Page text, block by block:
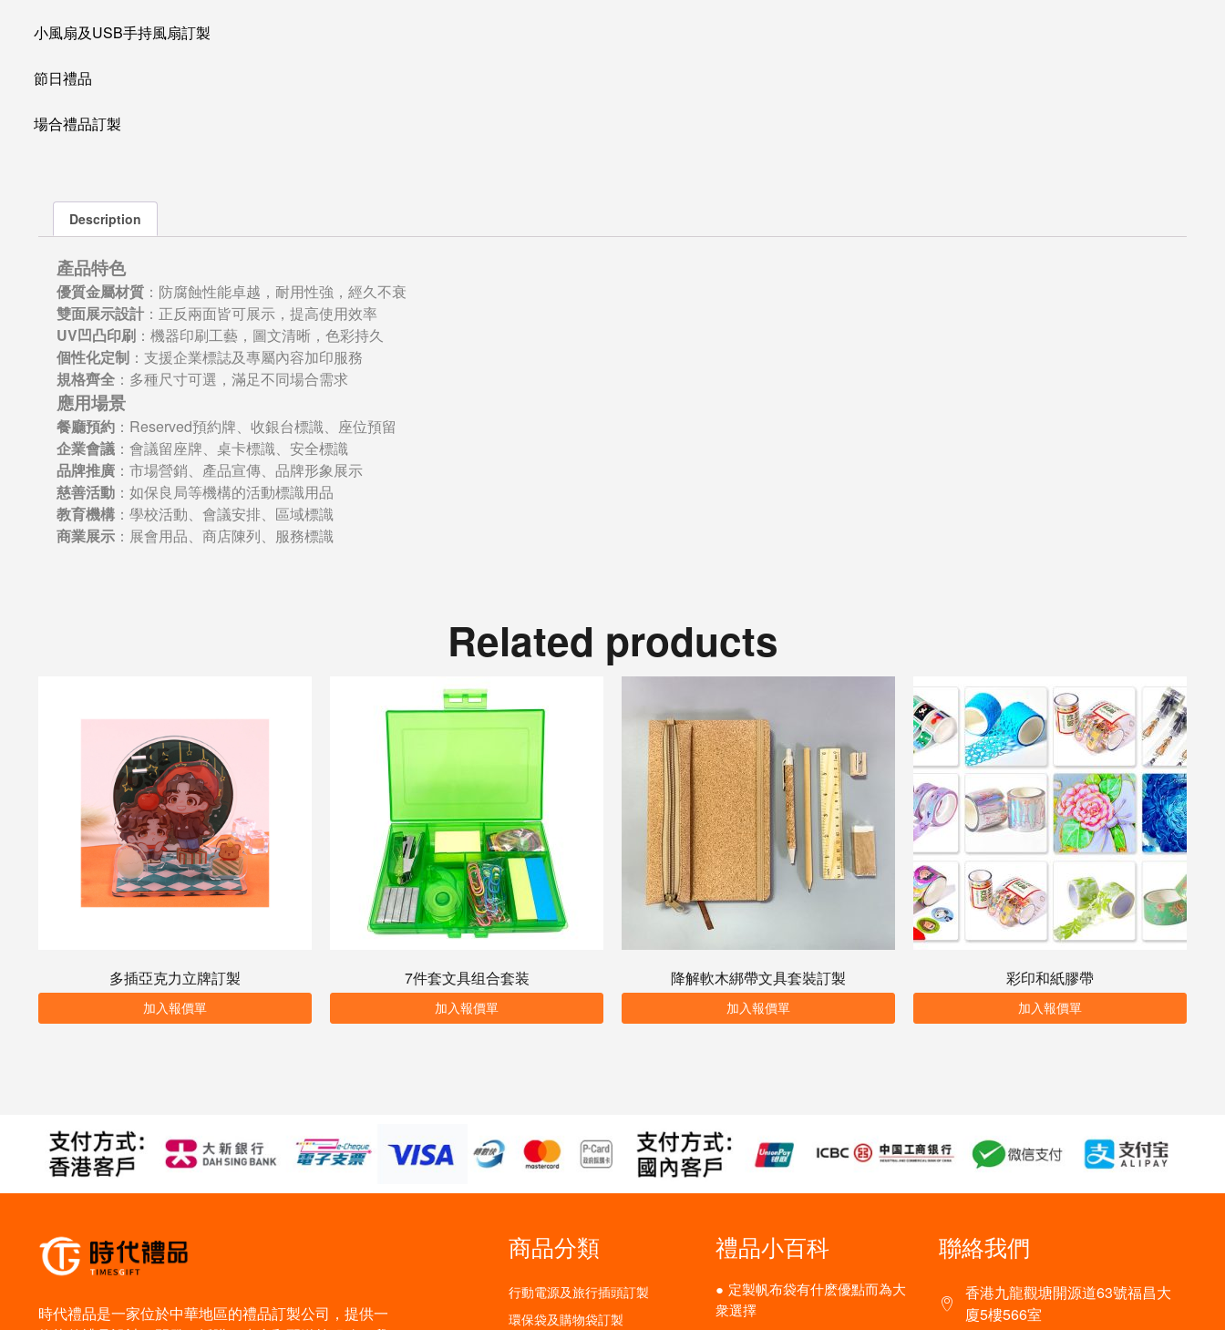
小風扇及USB手持風扇訂製
節日禮品
場合禮品訂製
Description
產品特色
優質金屬材質 ：防腐蝕性能卓越，耐用性強，經久不衰
雙面展示設計 ：正反兩面皆可展示，提高使用效率
UV凹凸印刷 ：機器印刷工藝，圖文清晰，色彩持久
個性化定制 ：支援企業標誌及專屬內容加印服務
規格齊全 ：多種尺寸可選，滿足不同場合需求
應用場景
餐廳預約 ：Reserved預約牌、收銀台標識、座位預留
企業會議 ：會議留座牌、桌卡標識、安全標識
品牌推廣 ：市場營銷、產品宣傳、品牌形象展示
慈善活動 ：如保良局等機構的活動標識用品
教育機構 ：學校活動、會議安排、區域標識
商業展示 ：展會用品、商店陳列、服務標識
Related products
多插亞克力立牌訂製
加入報價單
7件套文具组合套装
加入報價單
降解軟木綁帶文具套裝訂製
加入報價單
彩印和紙膠帶
加入報價單
時代禮品是一家位於中華地區的禮品訂製公司，提供一
商品分類
行動電源及旅行插頭訂製
環保袋及購物袋訂製
禮品小百科
定製帆布袋有什麽優點而為大
衆選擇
聯絡我們
香港九龍觀塘開源道63號福昌大
廈5樓566室